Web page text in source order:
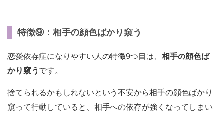
特徴⑨：相手の顔色ばかり窺う
恋愛依存症になりやすい人の特徴9つ目は、 相手の顔色ば
かり窺う です。
捨てられるかもしれないという不安から相手の顔色ばかり
窺って行動していると、相手への依存が強くなってしまい